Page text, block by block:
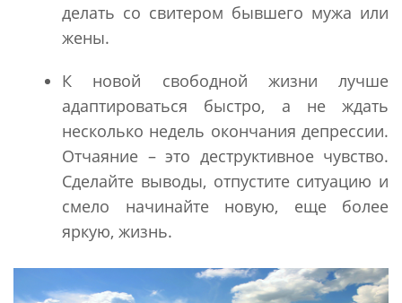
делать со свитером бывшего мужа или
жены.
К новой свободной жизни лучше
адаптироваться быстро, а не ждать
несколько недель окончания депрессии.
Отчаяние – это деструктивное чувство.
Сделайте выводы, отпустите ситуацию и
смело начинайте новую, еще более
яркую, жизнь.